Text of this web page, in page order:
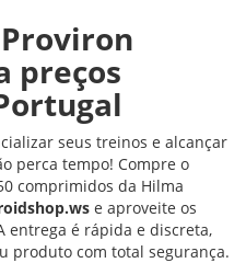
preços
seus treinos e alcançar
perca tempo! Compre o
comprimidos da Hilma
e aproveite os
entrega é rápida e discreta,
produto com total segurança.